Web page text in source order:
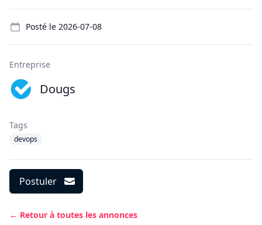
Posté le 2026-07-08
Entreprise
Dougs
Tags
devops
Postuler
← Retour à toutes les annonces